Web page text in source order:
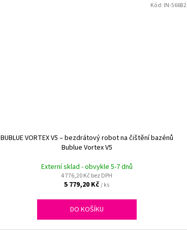
BUBLUE VORTEX V5 – bezdrátový robot na čištění bazénů
Bublue Vortex V5
Externí sklad - obvykle 5-7 dnů
4 776,20 Kč bez DPH
5 779,20 Kč/ ks
DO KOŠÍKU
Kód: IN-56682